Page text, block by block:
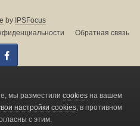
by IPSFocus
Обратная связь
Community
settings
мы разместили cookies на вашем
настройки cookies, в противном
с этим.